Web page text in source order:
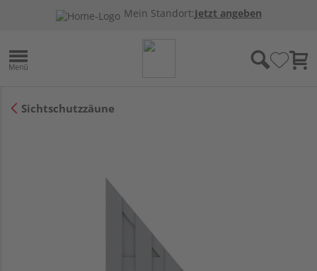
Mein Standort:Jetzt angeben
Sichtschutzzäune